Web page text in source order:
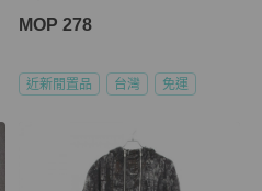
MOP 278
近新閒置品 台灣 免運